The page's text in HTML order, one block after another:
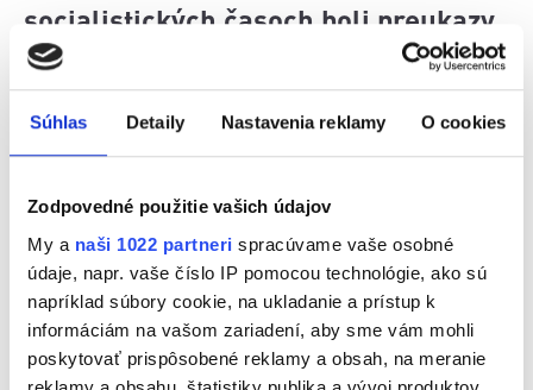
Súhlas Detaily Nastavenia reklamy O cookies
Zodpovedné použitie vašich údajov
My a naši 1022 partneri spracúvame vaše osobné
údaje, napr. vaše číslo IP pomocou technológie, ako sú
napríklad súbory cookie, na ukladanie a prístup k
informáciám na vašom zariadení, aby sme vám mohli
poskytovať prispôsobené reklamy a obsah, na meranie
socialistických časoch boli preukazy
symbolom dôležitosti a
spoločenského postavenia. Čím viac
ste ich mali, tým väčší ste boli „pán“.
dnešnej časti nášho podcastu.